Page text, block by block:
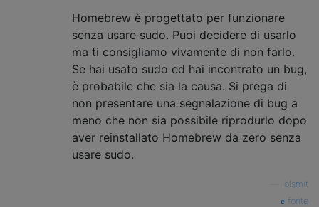
Homebrew è progettato per funzionare
senza usare sudo. Puoi decidere di usarlo
ma ti consigliamo vivamente di non farlo.
Se hai usato sudo ed hai incontrato un bug,
è probabile che sia la causa. Si prega di
non presentare una segnalazione di bug a
meno che non sia possibile riprodurlo dopo
aver reinstallato Homebrew da zero senza
usare sudo.
iolsmit
fonte